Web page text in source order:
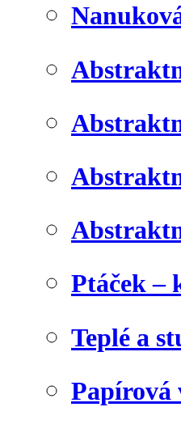
Ptáček –
Teplé a
Papírová